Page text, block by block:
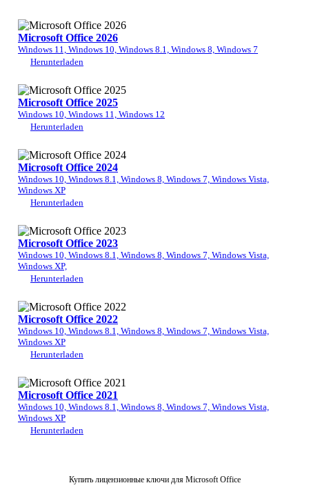
Microsoft Office 2026
Windows 11, Windows 10, Windows 8.1, Windows 8, Windows 7
Herunterladen
Microsoft Office 2025
Windows 10, Windows 11, Windows 12
Herunterladen
Microsoft Office 2024
Windows 10, Windows 8.1, Windows 8, Windows 7, Windows Vista,
Windows XP
Herunterladen
Microsoft Office 2023
Windows 10, Windows 8.1, Windows 8, Windows 7, Windows Vista,
Windows XP,
Herunterladen
Microsoft Office 2022
Windows 10, Windows 8.1, Windows 8, Windows 7, Windows Vista,
Windows XP
Herunterladen
Microsoft Office 2021
Windows 10, Windows 8.1, Windows 8, Windows 7, Windows Vista,
Windows XP
Herunterladen
Купить лицензионные ключи для Microsoft Office